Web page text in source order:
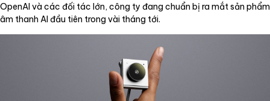
OpenAI và các đối tác lớn, công ty đang chuẩn bị ra mắt sản phẩm
âm thanh AI đầu tiên trong vài tháng tới.